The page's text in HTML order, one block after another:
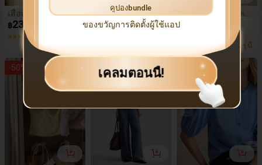
คูปองbundle
ของขวัญการติดตั้งผู้ใช้แอป
เคลมตอนนี้!
ามบ่าย การเดินทาง
เสื้อเบลาส์ผู้หญิงสีดำ
ลายดอกไม้หรูหรา ค
อโบว์ แขนยาวพอง
ปลายแขนซาติน กร
ะดุมหน้า สำหรับใส่ไ
ปเที่ยว
฿239
FRIFUL เสื้อเบลาส์ยีน
ส์แขนโคมไฟคอตั้งก
ระดุมแถวเดียวลำลอ
฿412
Sweetra เสื้อสายเดี่
ยวดีไซน์ใหม่ลายทาง
วินเทจเข้ารูปไร้แขน
เซ็กซี่ไม่สมมาตร 2-i
n-1 สำหรับผู้หญิง, ฤ
ดูใบไม้ผลิ/ฤดูร้อน
฿
90+ ขายหมดเมื่อเร็วๆ นี้
-50% 45%